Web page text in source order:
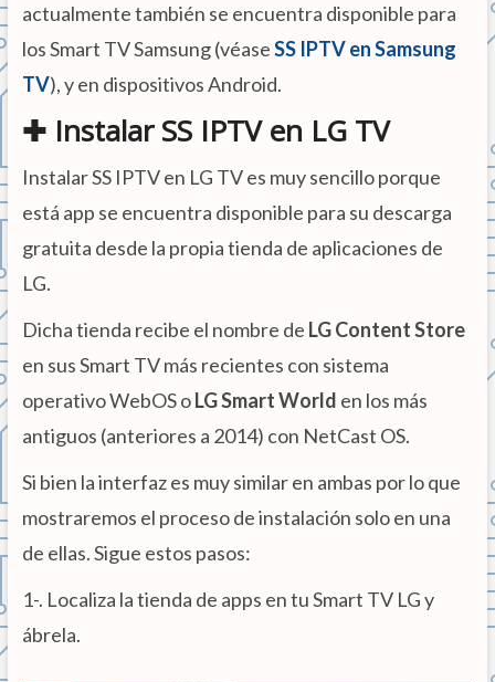
actualmente también se encuentra disponible para
los Smart TV Samsung (véaseSS IPTV en Samsung
TV), y en dispositivos Android.
✚ Instalar SS IPTV en LG TV
Instalar SS IPTV en LG TV es muy sencillo porque
está app se encuentra disponible para su descarga
gratuita desde la propia tienda de aplicaciones de
LG.
Dicha tienda recibe el nombre de LG Content Store
en sus Smart TV más recientes con sistema
operativo WebOS oLG Smart World en los más
antiguos (anteriores a 2014) con NetCast OS.
Si bien la interfaz es muy similar en ambas por lo que
mostraremos el proceso de instalación solo en una
de ellas. Sigue estos pasos:
1-. Localiza la tienda de apps en tu Smart TV LG y
ábrela.